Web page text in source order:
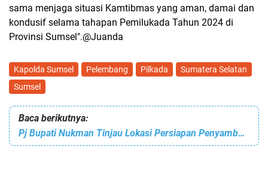
sama menjaga situasi Kamtibmas yang aman, damai dan
kondusif selama tahapan Pemilukada Tahun 2024 di
Provinsi Sumsel".@Juanda
Kapolda Sumsel Pelembang Pilkada
Sumatera Selatan
Sumsel
Baca berikutnya:
Pj Bupati Nukman Tinjau Lokasi Persiapan Penyambutan Kunker Gubernur Samsudin Ke Lampung Barat.